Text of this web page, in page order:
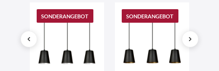
SONDERANGEBOT SONDERANGEBOT